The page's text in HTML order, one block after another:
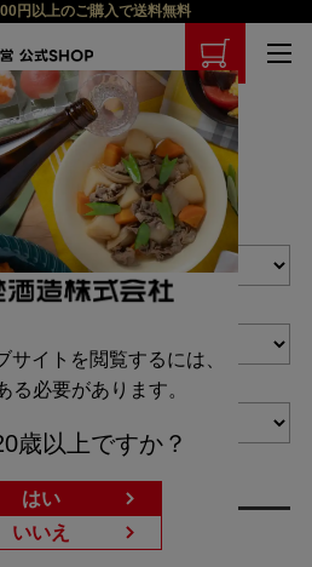
円以上のご購入で送料無料
サイトを閲覧するには、
る必要があります。
歳以上ですか？
はい
いいえ